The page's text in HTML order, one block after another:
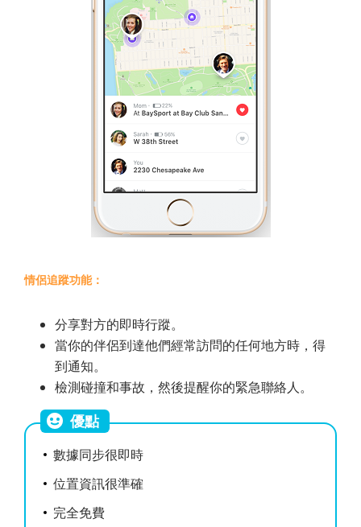
情侶追蹤功能：
分享對方的即時行蹤。
當你的伴侶到達他們經常訪問的任何地方時，得
到通知。
檢測碰撞和事故，然後提醒你的緊急聯絡人。
優點
數據同步很即時
位置資訊很準確
完全免費